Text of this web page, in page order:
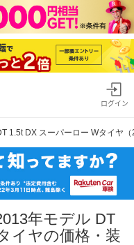
ログイン
1.5t DX スーパーロー Wタイヤ
年モデル DT
イヤの価格・装